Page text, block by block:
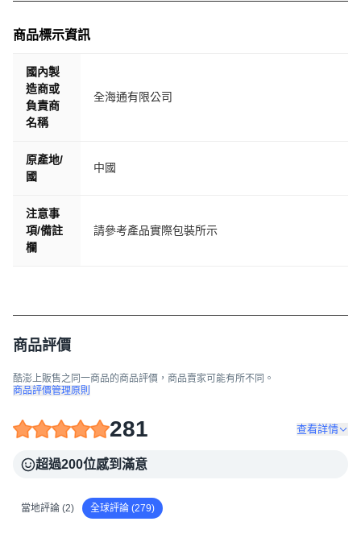
商品標示資訊
國內製
造商或
負責商
名稱
全海通有限公司
原產地/
國
中國
注意事
項/備註
欄
請參考產品實際包裝所示
商品評價
酷澎上販售之同一商品的商品評價，商品賣家可能有所不同。
商品評價管理原則
281 查看詳情
超過200位感到滿意
當地評論 (2) 全球評論 (279)